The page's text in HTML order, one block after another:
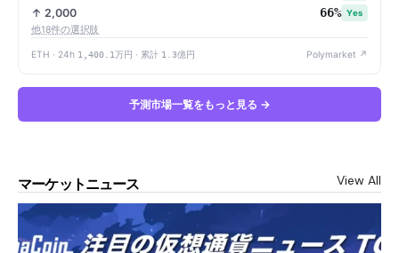
↑ 2,000 66% Yes
他18件の選択肢
ETH · 24h 1,400.1万円 · 累計 1.3億円 Polymarket ↗
予測市場一覧をもっと見る →
マーケットニュース View All